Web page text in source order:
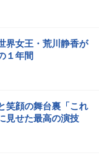
界女王・荒川静香が
１年間
笑顔の舞台裏「これ
見せた最高の演技